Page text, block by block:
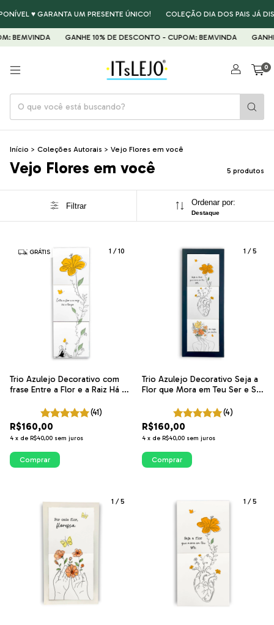
♥ GARANTA UM PRESENTE ÚNICO! COLEÇÃO DIA DOS PAIS JÁ
BEMVINDA GANHE 10% DE DESCONTO - CUPOM: BEMVINDA
0
Início > Coleções Autorais > Vejo Flores em você
Vejo Flores em você 5 produtos
Filtrar Ordenar por:
Destaque
1 /10
GRÁTIS
Trio Azulejo Decorativo com
frase Entre a Flor e a Raiz Há o
(41)
R$160,00
4 x de R$40,00 sem juros
Comprar
1 /5
Trio Azulejo Decorativo Seja a
Flor que Mora em Teu Ser e Se
(4)
R$160,00
4 x de R$40,00 sem juros
Comprar
1 /5 1 /5